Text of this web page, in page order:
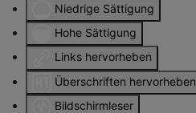
Niedrige Sättigung
Hohe Sättigung
Links hervorheben
Überschriften hervorheben
Bildschirmleser